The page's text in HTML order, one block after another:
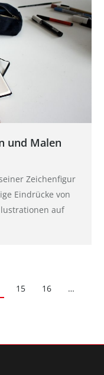
und Malen
Zeichenfigur
Eindrücke von
auf
15 16
…